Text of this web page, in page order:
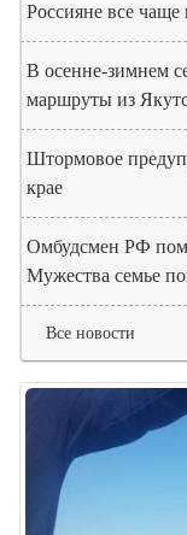
Россияне все
В осенне-зимнем
маршруты из
Штормовое
крае
Омбудсмен РФ
Мужества семье
Все новости